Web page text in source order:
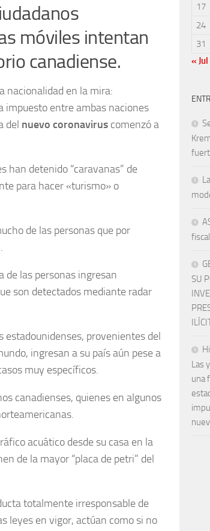
móviles intentan
canadiense.
nacionalidad en la mira:
impuesto entre ambas naciones
del nuevo coronavirus comenzó a
han detenido “caravanas” de
para hacer «turismo» o
de las personas que por
.
de las personas ingresan
son detectados mediante radar
estadounidenses, provenientes del
ingresan a su país aún pese a
muy específicos.
canadienses, quienes en algunos
acuático desde su casa en la
de la mayor “placa de petri” del
totalmente irresponsable de
leyes en vigor, actúan como si no
17
24
31
« Jul
SU
Las
una